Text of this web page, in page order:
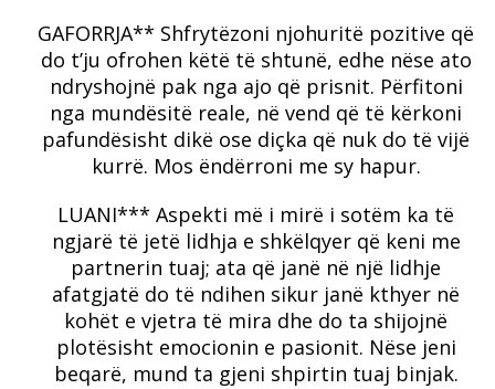
GAFORRJA** Shfrytëzoni njohuritë pozitive që
do t’ju ofrohen këtë të shtunë, edhe nëse ato
ndryshojnë pak nga ajo që prisnit. Përfitoni
nga mundësitë reale, në vend që të kërkoni
pafundësisht dikë ose diçka që nuk do të vijë
kurrë. Mos ëndërroni me sy hapur.
LUANI*** Aspekti më i mirë i sotëm ka të
ngjarë të jetë lidhja e shkëlqyer që keni me
partnerin tuaj; ata që janë në një lidhje
afatgjatë do të ndihen sikur janë kthyer në
kohët e vjetra të mira dhe do ta shijojnë
plotësisht emocionin e pasionit. Nëse jeni
beqarë, mund ta gjeni shpirtin tuaj binjak.